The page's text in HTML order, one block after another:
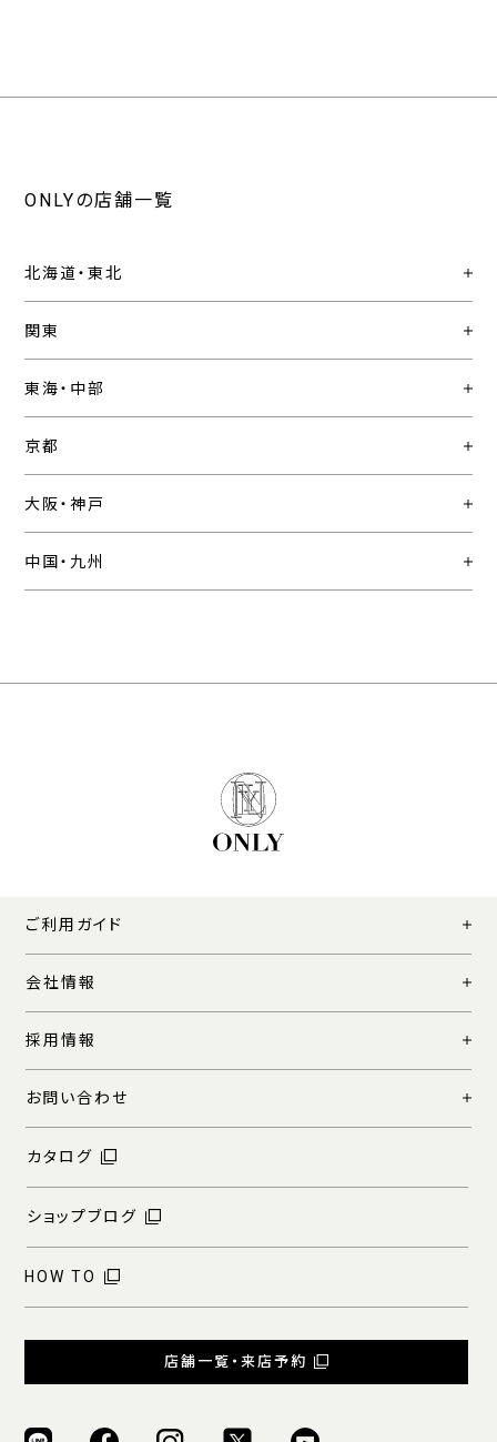
ONLYの店舗一覧
北海道・東北
関東
東海・中部
京都
大阪・神戸
中国・九州
ご利用ガイド
会社情報
採用情報
お問い合わせ
カタログ
ショップブログ
HOW TO
店舗一覧・来店予約